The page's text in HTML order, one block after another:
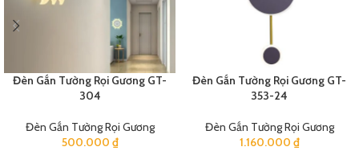
Đèn Gắn Tường Rọi Gương GT-
304
Đèn Gắn Tường Rọi Gương
500.000 ₫
Đèn Gắn Tường Rọi Gương GT-
353-24
Đèn Gắn Tường Rọi Gương
1.160.000 ₫